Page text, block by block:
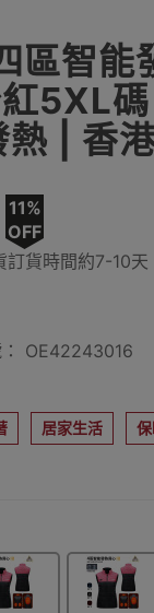
區智能
5XL碼
| 香
11%
OFF
訂貨時間約7-10天
OE42243016
居家生活